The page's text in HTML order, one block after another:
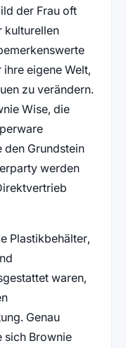
der Frau oft
kulturellen
eigene Welt,
zu verändern.
Wise, die
den Grundstein
werden
Plastikbehälter,
waren,
Genau
sich Brownie